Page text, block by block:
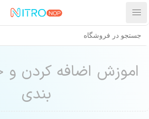
اموزش اضافه کردن
بندی